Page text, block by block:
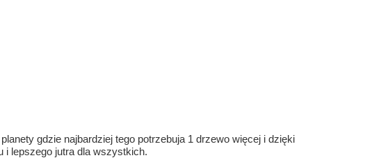
gdzie najbardziej tego potrzebuja 1 drzewo więcej i dzięki
i lepszego jutra dla wszystkich.